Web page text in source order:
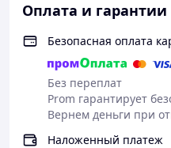
Оплата и гарантии
Безопасная оплата
Без переплат
Prom гарантирует
Вернем деньги при
Наложенный платеж